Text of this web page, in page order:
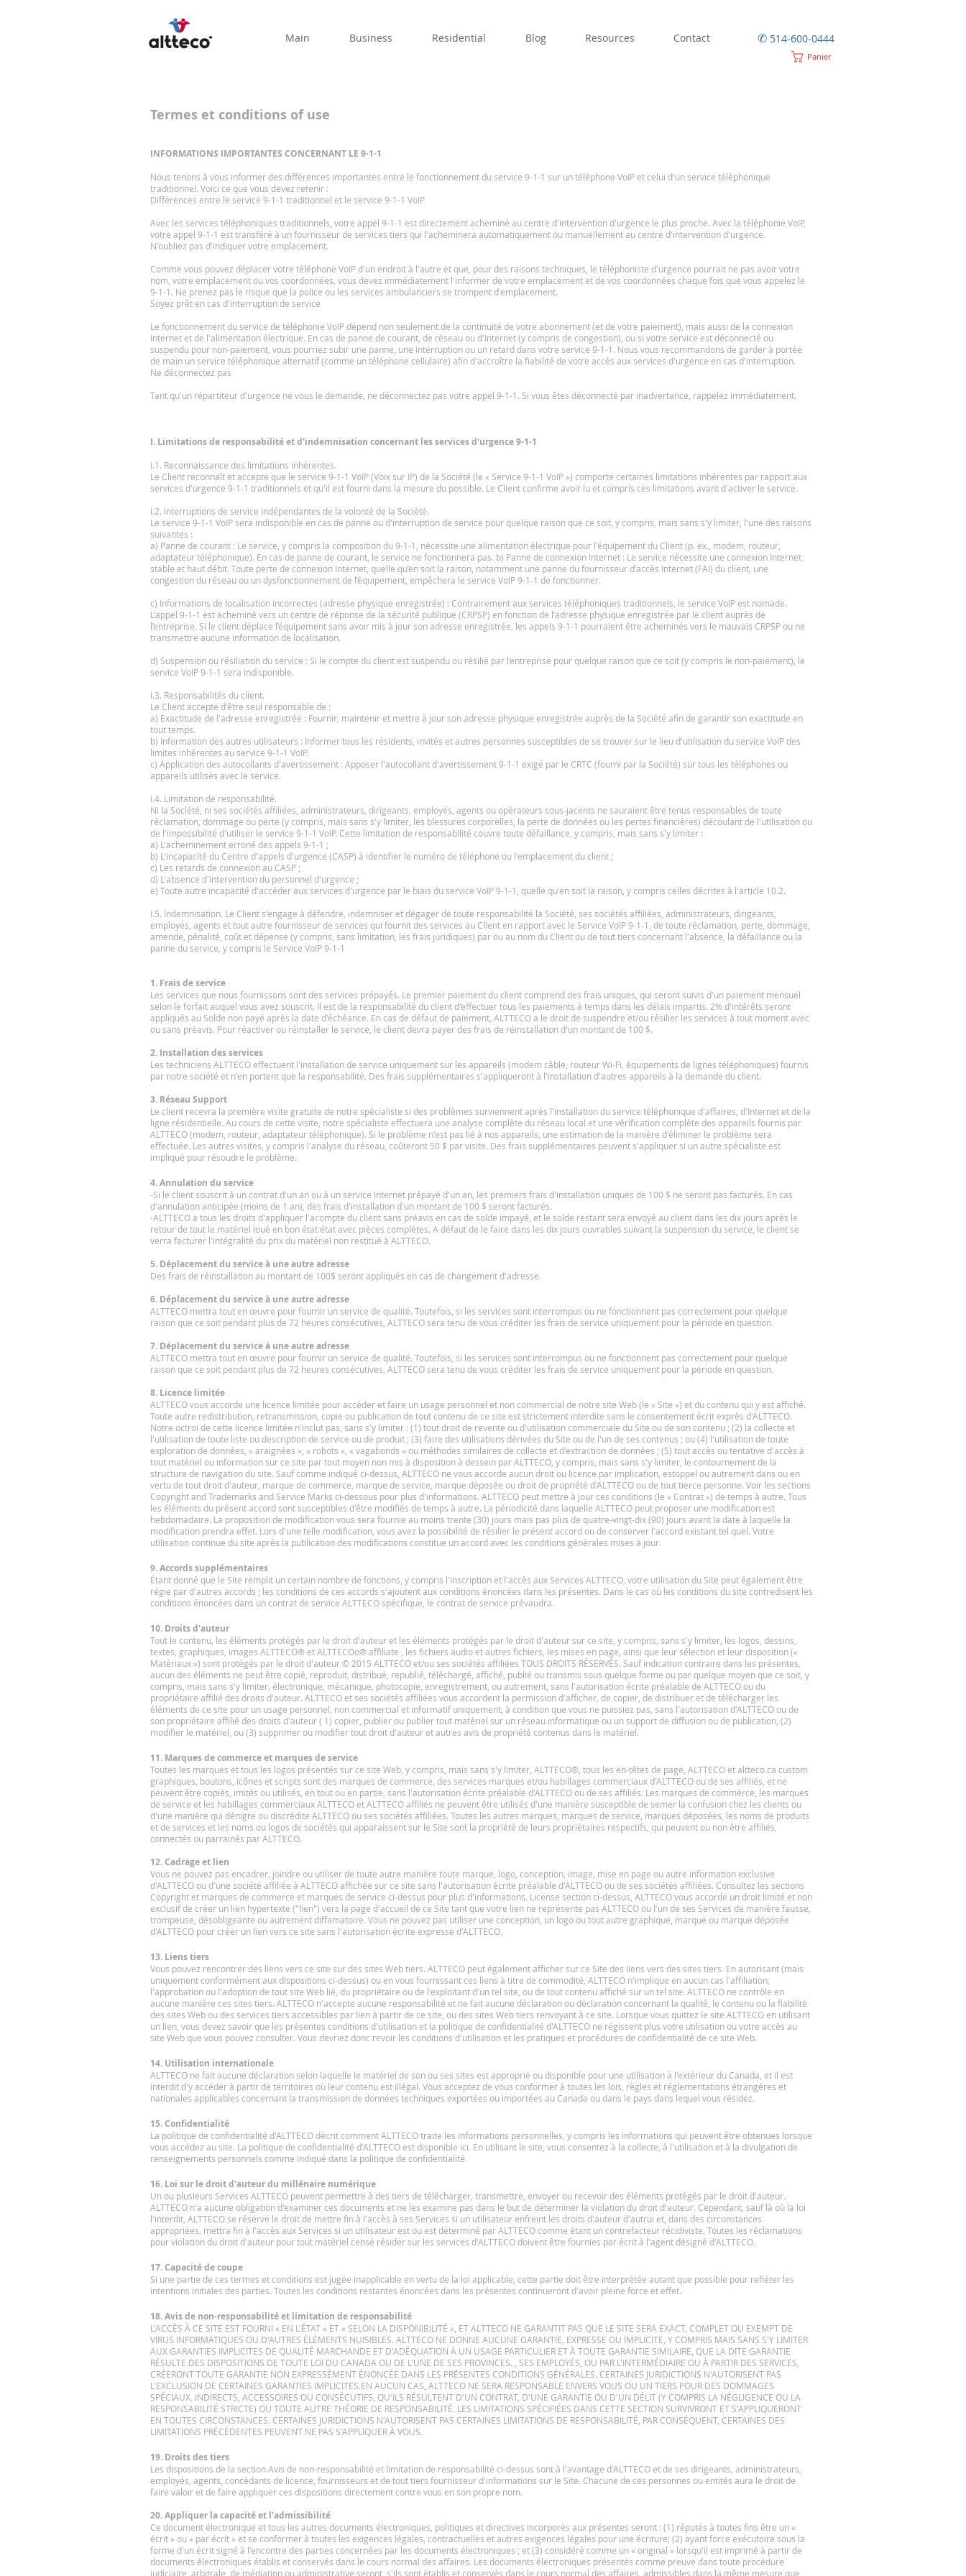
Main Business Residential Blog Resources Contact ✆ 514-600-0444
Panier
Termes et conditions of use
INFORMATIONS IMPORTANTES CONCERNANT LE 9-1-1
Nous tenons à vous informer des différences importantes entre le fonctionnement du service 9-1-1 sur un téléphone VoIP et celui d'un service téléphonique
traditionnel. Voici ce que vous devez retenir :
Différences entre le service 9-1-1 traditionnel et le service 9-1-1 VoIP
Avec les services téléphoniques traditionnels, votre appel 9-1-1 est directement acheminé au centre d'intervention d'urgence le plus proche. Avec la téléphonie VoIP,
votre appel 9-1-1 est transféré à un fournisseur de services tiers qui l'acheminera automatiquement ou manuellement au centre d'intervention d'urgence.
N'oubliez pas d'indiquer votre emplacement.
Comme vous pouvez déplacer votre téléphone VoIP d'un endroit à l'autre et que, pour des raisons techniques, le téléphoniste d'urgence pourrait ne pas avoir votre
nom, votre emplacement ou vos coordonnées, vous devez immédiatement l'informer de votre emplacement et de vos coordonnées chaque fois que vous appelez le
9-1-1. Ne prenez pas le risque que la police ou les services ambulanciers se trompent d'emplacement.
Soyez prêt en cas d'interruption de service
Le fonctionnement du service de téléphonie VoIP dépend non seulement de la continuité de votre abonnement (et de votre paiement), mais aussi de la connexion
Internet et de l'alimentation électrique. En cas de panne de courant, de réseau ou d'Internet (y compris de congestion), ou si votre service est déconnecté ou
suspendu pour non-paiement, vous pourriez subir une panne, une interruption ou un retard dans votre service 9-1-1. Nous vous recommandons de garder à portée
de main un service téléphonique alternatif (comme un téléphone cellulaire) afin d'accroître la fiabilité de votre accès aux services d'urgence en cas d'interruption.
Ne déconnectez pas
Tant qu'un répartiteur d'urgence ne vous le demande, ne déconnectez pas votre appel 9-1-1. Si vous êtes déconnecté par inadvertance, rappelez immédiatement.
I. Limitations de responsabilité et d'indemnisation concernant les services d'urgence 9-1-1
I.1. Reconnaissance des limitations inhérentes.
Le Client reconnaît et accepte que le service 9-1-1 VoIP (Voix sur IP) de la Société (le « Service 9-1-1 VoIP ») comporte certaines limitations inhérentes par rapport aux
services d'urgence 9-1-1 traditionnels et qu'il est fourni dans la mesure du possible. Le Client confirme avoir lu et compris ces limitations avant d'activer le service.
I.2. Interruptions de service indépendantes de la volonté de la Société.
Le service 9-1-1 VoIP sera indisponible en cas de panne ou d'interruption de service pour quelque raison que ce soit, y compris, mais sans s'y limiter, l'une des raisons
suivantes :
a) Panne de courant : Le service, y compris la composition du 9-1-1, nécessite une alimentation électrique pour l'équipement du Client (p. ex., modem, routeur,
adaptateur téléphonique). En cas de panne de courant, le service ne fonctionnera pas. b) Panne de connexion Internet : Le service nécessite une connexion Internet
stable et haut débit. Toute perte de connexion Internet, quelle qu’en soit la raison, notamment une panne du fournisseur d’accès Internet (FAI) du client, une
congestion du réseau ou un dysfonctionnement de l’équipement, empêchera le service VoIP 9-1-1 de fonctionner.
c) Informations de localisation incorrectes (adresse physique enregistrée) : Contrairement aux services téléphoniques traditionnels, le service VoIP est nomade.
L’appel 9-1-1 est acheminé vers un centre de réponse de la sécurité publique (CRPSP) en fonction de l’adresse physique enregistrée par le client auprès de
l’entreprise. Si le client déplace l’équipement sans avoir mis à jour son adresse enregistrée, les appels 9-1-1 pourraient être acheminés vers le mauvais CRPSP ou ne
transmettre aucune information de localisation.
d) Suspension ou résiliation du service : Si le compte du client est suspendu ou résilié par l’entreprise pour quelque raison que ce soit (y compris le non-paiement), le
service VoIP 9-1-1 sera indisponible.
I.3. Responsabilités du client.
Le Client accepte d'être seul responsable de :
a) Exactitude de l'adresse enregistrée : Fournir, maintenir et mettre à jour son adresse physique enregistrée auprès de la Société afin de garantir son exactitude en
tout temps.
b) Information des autres utilisateurs : Informer tous les résidents, invités et autres personnes susceptibles de se trouver sur le lieu d'utilisation du service VoIP des
limites inhérentes au service 9-1-1 VoIP.
c) Application des autocollants d'avertissement : Apposer l'autocollant d'avertissement 9-1-1 exigé par le CRTC (fourni par la Société) sur tous les téléphones ou
appareils utilisés avec le service.
I.4. Limitation de responsabilité.
Ni la Société, ni ses sociétés affiliées, administrateurs, dirigeants, employés, agents ou opérateurs sous-jacents ne sauraient être tenus responsables de toute
réclamation, dommage ou perte (y compris, mais sans s'y limiter, les blessures corporelles, la perte de données ou les pertes financières) découlant de l'utilisation ou
de l'impossibilité d'utiliser le service 9-1-1 VoIP. Cette limitation de responsabilité couvre toute défaillance, y compris, mais sans s'y limiter :
a) L'acheminement erroné des appels 9-1-1 ;
b) L'incapacité du Centre d'appels d'urgence (CASP) à identifier le numéro de téléphone ou l'emplacement du client ;
c) Les retards de connexion au CASP ;
d) L'absence d'intervention du personnel d'urgence ;
e) Toute autre incapacité d'accéder aux services d'urgence par le biais du service VoIP 9-1-1, quelle qu'en soit la raison, y compris celles décrites à l'article 10.2.
I.5. Indemnisation. Le Client s'engage à défendre, indemniser et dégager de toute responsabilité la Société, ses sociétés affiliées, administrateurs, dirigeants,
employés, agents et tout autre fournisseur de services qui fournit des services au Client en rapport avec le Service VoIP 9-1-1, de toute réclamation, perte, dommage,
amende, pénalité, coût et dépense (y compris, sans limitation, les frais juridiques) par ou au nom du Client ou de tout tiers concernant l'absence, la défaillance ou la
panne du service, y compris le Service VoIP 9-1-1
1. Frais de service
Les services que nous fournissons sont des services prépayés. Le premier paiement du client comprend des frais uniques, qui seront suivis d'un paiement mensuel
selon le forfait auquel vous avez souscrit. Il est de la responsabilité du client d'effectuer tous les paiements à temps dans les délais impartis. 2% d'intérêts seront
appliqués au Solde non payé après la date d'échéance. En cas de défaut de paiement, ALTTECO a le droit de suspendre et/ou résilier les services à tout moment avec
ou sans préavis. Pour réactiver ou réinstaller le service, le client devra payer des frais de réinstallation d'un montant de 100 $.
2. Installation des services
Les techniciens ALTTECO effectuent l'installation de service uniquement sur les appareils (modem câble, routeur Wi-Fi, équipements de lignes téléphoniques) fournis
par notre société et n'en portent que la responsabilité. Des frais supplémentaires s'appliqueront à l'installation d'autres appareils à la demande du client.
3. Réseau Support
Le client recevra la première visite gratuite de notre spécialiste si des problèmes surviennent après l'installation du service téléphonique d'affaires, d'Internet et de la
ligne résidentielle. Au cours de cette visite, notre spécialiste effectuera une analyse complète du réseau local et une vérification complète des appareils fournis par
ALTTECO (modem, routeur, adaptateur téléphonique). Si le problème n'est pas lié à nos appareils, une estimation de la manière d'éliminer le problème sera
effectuée. Les autres visites, y compris l'analyse du réseau, coûteront 50 $ par visite. Des frais supplémentaires peuvent s'appliquer si un autre spécialiste est
impliqué pour résoudre le problème.
4. Annulation du service
-Si le client souscrit à un contrat d'un an ou à un service Internet prépayé d'un an, les premiers frais d'installation uniques de 100 $ ne seront pas facturés. En cas
d'annulation anticipée (moins de 1 an), des frais d'installation d'un montant de 100 $ seront facturés.
-ALTTECO a tous les droits d'appliquer l'acompte du client sans préavis en cas de solde impayé, et le solde restant sera envoyé au client dans les dix jours après le
retour de tout le matériel loué en bon état état avec pièces complètes. A défaut de le faire dans les dix jours ouvrables suivant la suspension du service, le client se
verra facturer l'intégralité du prix du matériel non restitué à ALTTECO.
5. Déplacement du service à une autre adresse
Des frais de réinstallation au montant de 100$ seront appliqués en cas de changement d'adresse.
6. Déplacement du service à une autre adresse
ALTTECO mettra tout en œuvre pour fournir un service de qualité. Toutefois, si les services sont interrompus ou ne fonctionnent pas correctement pour quelque
raison que ce soit pendant plus de 72 heures consécutives, ALTTECO sera tenu de vous créditer les frais de service uniquement pour la période en question.
7. Déplacement du service à une autre adresse
ALTTECO mettra tout en œuvre pour fournir un service de qualité. Toutefois, si les services sont interrompus ou ne fonctionnent pas correctement pour quelque
raison que ce soit pendant plus de 72 heures consécutives, ALTTECO sera tenu de vous créditer les frais de service uniquement pour la période en question.
8. Licence limitée
ALTTECO vous accorde une licence limitée pour accéder et faire un usage personnel et non commercial de notre site Web (le « Site ») et du contenu qui y est affiché.
Toute autre redistribution, retransmission, copie ou publication de tout contenu de ce site est strictement interdite sans le consentement écrit exprès d'ALTTECO.
Notre octroi de cette licence limitée n'inclut pas, sans s'y limiter : (1) tout droit de revente ou d'utilisation commerciale du Site ou de son contenu ; (2) la collecte et
l'utilisation de toute liste ou description de service ou de produit ; (3) faire des utilisations dérivées du Site ou de l'un de ses contenus ; ou (4) l'utilisation de toute
exploration de données, « araignées », « robots », « vagabonds » ou méthodes similaires de collecte et d'extraction de données ; (5) tout accès ou tentative d'accès à
tout matériel ou information sur ce site par tout moyen non mis à disposition à dessein par ALTTECO, y compris, mais sans s'y limiter, le contournement de la
structure de navigation du site. Sauf comme indiqué ci-dessus, ALTTECO ne vous accorde aucun droit ou licence par implication, estoppel ou autrement dans ou en
vertu de tout droit d'auteur, marque de commerce, marque de service, marque déposée ou droit de propriété d'ALTTECO ou de tout tierce personne. Voir les sections
Copyright and Trademarks and Service Marks ci-dessous pour plus d'informations. ALTTECO peut mettre à jour ces conditions (le « Contrat ») de temps à autre. Tous
les éléments du présent accord sont susceptibles d'être modifiés de temps à autre. La périodicité dans laquelle ALTTECO peut proposer une modification est
hebdomadaire. La proposition de modification vous sera fournie au moins trente (30) jours mais pas plus de quatre-vingt-dix (90) jours avant la date à laquelle la
modification prendra effet. Lors d'une telle modification, vous avez la possibilité de résilier le présent accord ou de conserver l'accord existant tel quel. Votre
utilisation continue du site après la publication des modifications constitue un accord avec les conditions générales mises à jour.
9. Accords supplémentaires
Étant donné que le Site remplit un certain nombre de fonctions, y compris l'inscription et l'accès aux Services ALTTECO, votre utilisation du Site peut également être
régie par d'autres accords ; les conditions de ces accords s'ajoutent aux conditions énoncées dans les présentes. Dans le cas où les conditions du site contredisent les
conditions énoncées dans un contrat de service ALTTECO spécifique, le contrat de service prévaudra.
10. Droits d'auteur
Tout le contenu, les éléments protégés par le droit d'auteur et les éléments protégés par le droit d'auteur sur ce site, y compris, sans s'y limiter, les logos, dessins,
textes, graphiques, images ALTTECO® et ALTTECOo® affiliate , les fichiers audio et autres fichiers, les mises en page, ainsi que leur sélection et leur disposition («
Matériaux ») sont protégés par le droit d'auteur © 2015 ALTTECO et/ou ses sociétés affiliées TOUS DROITS RÉSERVÉS. Sauf indication contraire dans les présentes,
aucun des éléments ne peut être copié, reproduit, distribué, republié, téléchargé, affiché, publié ou transmis sous quelque forme ou par quelque moyen que ce soit, y
compris, mais sans s'y limiter, électronique, mécanique, photocopie, enregistrement, ou autrement, sans l'autorisation écrite préalable de ALTTECO ou du
propriétaire affilié des droits d'auteur. ALTTECO et ses sociétés affiliées vous accordent la permission d'afficher, de copier, de distribuer et de télécharger les
éléments de ce site pour un usage personnel, non commercial et informatif uniquement, à condition que vous ne puissiez pas, sans l'autorisation d'ALTTECO ou de
son propriétaire affilié des droits d'auteur ( 1) copier, publier ou publier tout matériel sur un réseau informatique ou un support de diffusion ou de publication, (2)
modifier le matériel, ou (3) supprimer ou modifier tout droit d'auteur et autres avis de propriété contenus dans le matériel.
11. Marques de commerce et marques de service
Toutes les marques et tous les logos présentés sur ce site Web, y compris, mais sans s'y limiter, ALTTECO®, tous les en-têtes de page, ALTTECO et altteco.ca custom
graphiques, boutons, icônes et scripts sont des marques de commerce, des services marques et/ou habillages commerciaux d'ALTTECO ou de ses affiliés, et ne
peuvent être copiés, imités ou utilisés, en tout ou en partie, sans l'autorisation écrite préalable d'ALTTECO ou de ses affiliés. Les marques de commerce, les marques
de service et les habillages commerciaux ALTTECO et ALTTECO affiliés ne peuvent être utilisés d'une manière susceptible de semer la confusion chez les clients ou
d'une manière qui dénigre ou discrédite ALTTECO ou ses sociétés affiliées. Toutes les autres marques, marques de service, marques déposées, les noms de produits
et de services et les noms ou logos de sociétés qui apparaissent sur le Site sont la propriété de leurs propriétaires respectifs, qui peuvent ou non être affiliés,
connectés ou parrainés par ALTTECO.
12. Cadrage et lien
Vous ne pouvez pas encadrer, joindre ou utiliser de toute autre manière toute marque, logo, conception, image, mise en page ou autre information exclusive
d'ALTTECO ou d'une société affiliée à ALTTECO affichée sur ce site sans l'autorisation écrite préalable d'ALTTECO ou de ses sociétés affiliées. Consultez les sections
Copyright et marques de commerce et marques de service ci-dessus pour plus d'informations. License section ci-dessus, ALTTECO vous accorde un droit limité et non
exclusif de créer un lien hypertexte ("lien") vers la page d'accueil de ce Site tant que votre lien ne représente pas ALTTECO ou l'un de ses Services de manière fausse,
trompeuse, désobligeante ou autrement diffamatoire. Vous ne pouvez pas utiliser une conception, un logo ou tout autre graphique, marque ou marque déposée
d'ALTTECO pour créer un lien vers ce site sans l'autorisation écrite expresse d'ALTTECO.
13. Liens tiers
Vous pouvez rencontrer des liens vers ce site sur des sites Web tiers. ALTTECO peut également afficher sur ce Site des liens vers des sites tiers. En autorisant (mais
uniquement conformément aux dispositions ci-dessus) ou en vous fournissant ces liens à titre de commodité, ALTTECO n'implique en aucun cas l'affiliation,
l'approbation ou l'adoption de tout site Web lié, du propriétaire ou de l'exploitant d'un tel site, ou de tout contenu affiché sur un tel site. ALTTECO ne contrôle en
aucune manière ces sites tiers. ALTTECO n'accepte aucune responsabilité et ne fait aucune déclaration ou déclaration concernant la qualité, le contenu ou la fiabilité
des sites Web ou des services tiers accessibles par lien à partir de ce site, ou des sites Web tiers renvoyant à ce site. Lorsque vous quittez le site ALTTECO en utilisant
un lien, vous devez savoir que les présentes conditions d'utilisation et la politique de confidentialité d'ALTTECO ne régissent plus votre utilisation ou votre accès au
site Web que vous pouvez consulter. Vous devriez donc revoir les conditions d'utilisation et les pratiques et procédures de confidentialité de ce site Web.
14. Utilisation internationale
ALTTECO ne fait aucune déclaration selon laquelle le matériel de son ou ses sites est approprié ou disponible pour une utilisation à l'extérieur du Canada, et il est
interdit d'y accéder à partir de territoires où leur contenu est illégal. Vous acceptez de vous conformer à toutes les lois, règles et réglementations étrangères et
nationales applicables concernant la transmission de données techniques exportées ou importées au Canada ou dans le pays dans lequel vous résidez.
15. Confidentialité
La politique de confidentialité d'ALTTECO décrit comment ALTTECO traite les informations personnelles, y compris les informations qui peuvent être obtenues lorsque
vous accédez au site. La politique de confidentialité d'ALTTECO est disponible ici. En utilisant le site, vous consentez à la collecte, à l'utilisation et à la divulgation de
renseignements personnels comme indiqué dans la politique de confidentialité.
16. Loi sur le droit d'auteur du millénaire numérique
Un ou plusieurs Services ALTTECO peuvent permettre à des tiers de télécharger, transmettre, envoyer ou recevoir des éléments protégés par le droit d'auteur.
ALTTECO n'a aucune obligation d'examiner ces documents et ne les examine pas dans le but de déterminer la violation du droit d'auteur. Cependant, sauf là où la loi
l'interdit, ALTTECO se réserve le droit de mettre fin à l'accès à ses Services si un utilisateur enfreint les droits d'auteur d'autrui et, dans des circonstances
appropriées, mettra fin à l'accès aux Services si un utilisateur est ou est déterminé par ALTTECO comme étant un contrefacteur récidiviste. Toutes les réclamations
pour violation du droit d'auteur pour tout matériel censé résider sur les services d'ALTTECO doivent être fournies par écrit à l'agent désigné d'ALTTECO.
17.Capacité de coupe
Si une partie de ces termes et conditions est jugée inapplicable en vertu de la loi applicable, cette partie doit être interprétée autant que possible pour refléter les
intentions initiales des parties. Toutes les conditions restantes énoncées dans les présentes continueront d'avoir pleine force et effet.
18. Avis de non-responsabilité et limitation de responsabilité
L'ACCÈS À CE SITE EST FOURNI « EN L'ÉTAT » ET « SELON LA DISPONIBILITÉ », ET ALTTECO NE GARANTIT PAS QUE LE SITE SERA EXACT, COMPLET OU EXEMPT DE
VIRUS INFORMATIQUES OU D'AUTRES ÉLÉMENTS NUISIBLES. ALTTECO NE DONNE AUCUNE GARANTIE, EXPRESSE OU IMPLICITE, Y COMPRIS MAIS SANS S'Y LIMITER
AUX GARANTIES IMPLICITES DE QUALITÉ MARCHANDE ET D'ADÉQUATION À UN USAGE PARTICULIER ET À TOUTE GARANTIE SIMILAIRE, QUE LA DITE GARANTIE
RÉSULTE DES DISPOSITIONS DE TOUTE LOI DU CANADA OU DE L'UNE DE SES PROVINCES. , SES EMPLOYÉS, OU PAR L'INTERMÉDIAIRE OU À PARTIR DES SERVICES,
CRÉERONT TOUTE GARANTIE NON EXPRESSÉMENT ÉNONCÉE DANS LES PRÉSENTES CONDITIONS GÉNÉRALES. CERTAINES JURIDICTIONS N'AUTORISENT PAS
L'EXCLUSION DE CERTAINES GARANTIES IMPLICITES.EN AUCUN CAS, ALTTECO NE SERA RESPONSABLE ENVERS VOUS OU UN TIERS POUR DES DOMMAGES
SPÉCIAUX, INDIRECTS, ACCESSOIRES OU CONSÉCUTIFS, QU'ILS RÉSULTENT D'UN CONTRAT, D'UNE GARANTIE OU D'UN DÉLIT (Y COMPRIS LA NÉGLIGENCE OU LA
RESPONSABILITÉ STRICTE) OU TOUTE AUTRE THÉORIE DE RESPONSABILITÉ. LES LIMITATIONS SPÉCIFIÉES DANS CETTE SECTION SURVIVRONT ET S'APPLIQUERONT
EN TOUTES CIRCONSTANCES. CERTAINES JURIDICTIONS N'AUTORISENT PAS CERTAINES LIMITATIONS DE RESPONSABILITÉ, PAR CONSÉQUENT, CERTAINES DES
LIMITATIONS PRÉCÉDENTES PEUVENT NE PAS S'APPLIQUER À VOUS.
19. Droits des tiers
Les dispositions de la section Avis de non-responsabilité et limitation de responsabilité ci-dessus sont à l'avantage d'ALTTECO et de ses dirigeants, administrateurs,
employés, agents, concédants de licence, fournisseurs et de tout tiers fournisseur d'informations sur le Site. Chacune de ces personnes ou entités aura le droit de
faire valoir et de faire appliquer ces dispositions directement contre vous en son propre nom.
20. Appliquer la capacité et l'admissibilité
Ce document électronique et tous les autres documents électroniques, politiques et directives incorporés aux présentes seront : (1) réputés à toutes fins être un «
écrit » ou « par écrit » et se conformer à toutes les exigences légales, contractuelles et autres exigences légales pour une écriture; (2) ayant force exécutoire sous la
forme d'un écrit signé à l'encontre des parties concernées par les documents électroniques ; et (3) considéré comme un « original » lorsqu'il est imprimé à partir de
documents électroniques établis et conservés dans le cours normal des affaires. Les documents électroniques présentés comme preuve dans toute procédure
judiciaire, arbitrale, de médiation ou administrative seront, s'ils sont établis et conservés dans le cours normal des affaires, admissibles dans la même mesure que